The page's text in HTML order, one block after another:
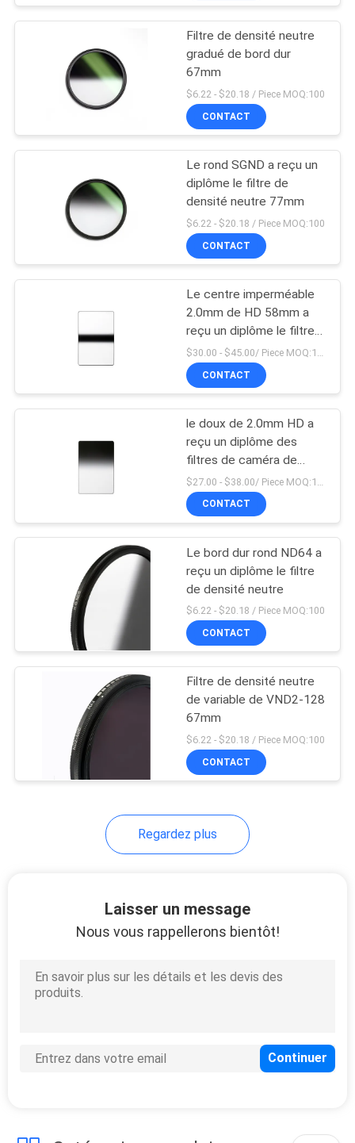
PRIVACY
POLICY
Filtre de densité neutre
gradué de bord dur
67mm
$6.22 - $20.18 / Piece MOQ:100
CONTACT
Le rond SGND a reçu un
diplôme le filtre de
densité neutre 77mm
$6.22 - $20.18 / Piece MOQ:100
CONTACT
Le centre imperméable
2.0mm de HD 58mm a
reçu un diplôme le filtre
de densité neutre
CONTACT
le doux de 2.0mm HD a
reçu un diplôme des
filtres de caméra de
place de filtre de densité
neutre
CONTACT
Le bord dur rond ND64 a
reçu un diplôme le filtre
de densité neutre
$6.22 - $20.18 / Piece MOQ:100
CONTACT
Filtre de densité neutre
de variable de VND2-128
67mm
$6.22 - $20.18 / Piece MOQ:100
CONTACT
Regardez plus
Laisser un message
Nous vous rappellerons bientôt!